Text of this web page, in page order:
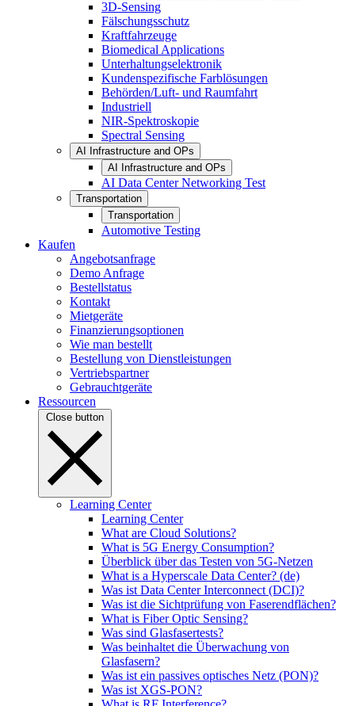
3D-Sensing
Fälschungsschutz
Kraftfahrzeuge
Biomedical Applications
Unterhaltungselektronik
Kundenspezifische Farblösungen
Behörden/Luft- und Raumfahrt
Industriell
NIR-Spektroskopie
Spectral Sensing
AI Infrastructure and OPs
AI Infrastructure and OPs
AI Data Center Networking Test
Transportation
Transportation
Automotive Testing
Kaufen
Angebotsanfrage
Demo Anfrage
Bestellstatus
Kontakt
Mietgeräte
Finanzierungsoptionen
Wie man bestellt
Bestellung von Dienstleistungen
Vertriebspartner
Gebrauchtgeräte
Ressourcen
Close button
Learning Center
Learning Center
What are Cloud Solutions?
What is 5G Energy Consumption?
Überblick über das Testen von 5G-Netzen
What is a Hyperscale Data Center? (de)
Was ist Data Center Interconnect (DCI)?
Was ist die Sichtprüfung von Faserendflächen?
What is Fiber Optic Sensing?
Was sind Glasfasertests?
Was beinhaltet die Überwachung von
Glasfasern?
Was ist ein passives optisches Netz (PON)?
Was ist XGS-PON?